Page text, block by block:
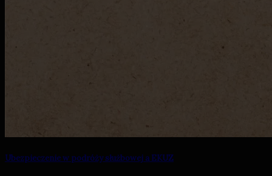
Ubezpieczenie w podróży służbowej a EKUZ